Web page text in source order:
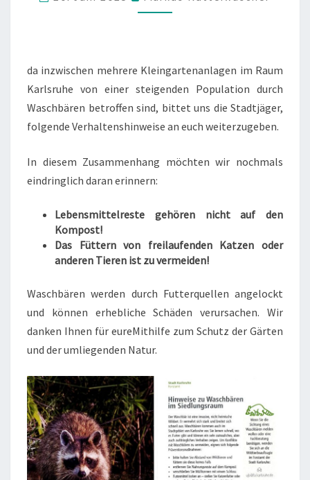
da inzwischen mehrere Kleingartenanlagen im Raum
Karlsruhe von einer steigenden Population durch
Waschbären betroffen sind, bittet uns die Stadtjäger,
folgende Verhaltenshinweise an euch weiterzugeben.
In diesem Zusammenhang möchten wir nochmals
eindringlich daran erinnern:
Lebensmittelreste gehören nicht auf den
Kompost!
Das Füttern von freilaufenden Katzen oder
anderen Tieren ist zu vermeiden!
Waschbären werden durch Futterquellen angelockt
und können erhebliche Schäden verursachen. Wir
danken Ihnen für eureMithilfe zum Schutz der Gärten
und der umliegenden Natur.